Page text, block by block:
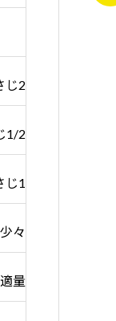
じ2
1/2
じ1
少々
適量